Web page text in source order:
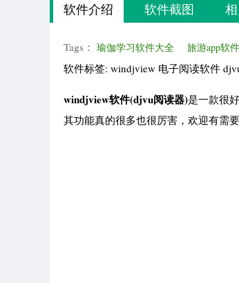
软件介绍 软件截图
Tags： 瑜伽学习软件大全 旅游app软件
软件标签: windjview 电子阅读软件
windjview软件(djvu阅读器)是一款很
其功能真的很多也很厉害，欢迎有需